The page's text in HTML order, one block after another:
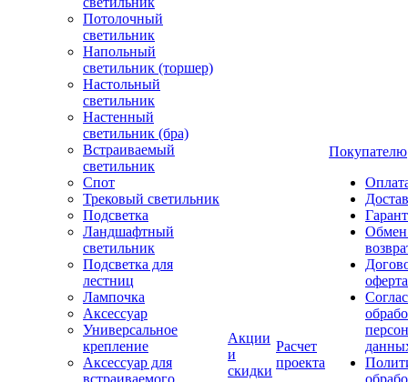
Потолочный
светильник
Напольный
светильник (торшер)
Настольный
светильник
Настенный
светильник (бра)
Встраиваемый
светильник
Спот
Трековый светильник
Подсветка
Ландшафтный
светильник
Подсветка для
лестниц
Лампочка
Аксессуар
Универсальное
крепление
Аксессуар для
встраиваемого
Акции
и
скидки
Расчет
проекта
Покупателю
оферта